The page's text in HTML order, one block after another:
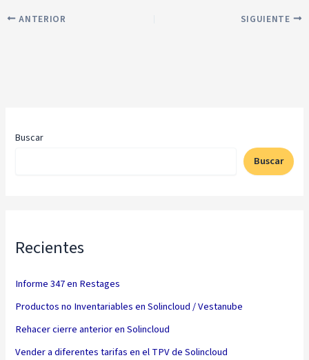
ANTERIOR SIGUIENTE
Buscar
Buscar
Recientes
Informe 347 en Restages
Productos no Inventariables en Solincloud / Vestanube
Rehacer cierre anterior en Solincloud
Vender a diferentes tarifas en el TPV de Solincloud